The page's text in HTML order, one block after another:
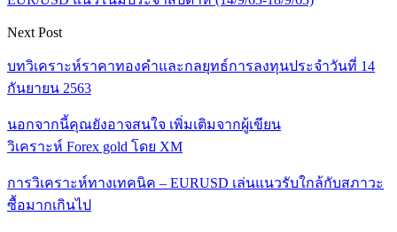
Next Post
บทวิเคราะห์ราคาทองคำและกลยุทธ์การลงทุนประจำวันที่ 14
กันยายน 2563
นอกจากนี้คุณยังอาจสนใจ เพิ่มเติมจากผู้เขียน
วิเคราะห์ Forex gold โดย XM
การวิเคราะห์ทางเทคนิค – EURUSD เล่นแนวรับใกล้กับสภาวะ
ซื้อมากเกินไป